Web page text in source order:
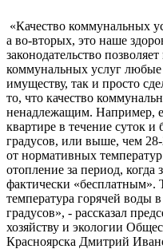
«Качество коммунальных
а во-вторых, это наше
законодательство
коммунальных услуг
имуществу, так и просто
то, что качество
ненадлежащим. Например,
квартире в течение суток
градусов, или выше, чем
от нормативных
отопление за период,
фактически «бесплатным».
температура горячей воды
градусов», - рассказал
хозяйству и экологии
Красноярска Дмитрий